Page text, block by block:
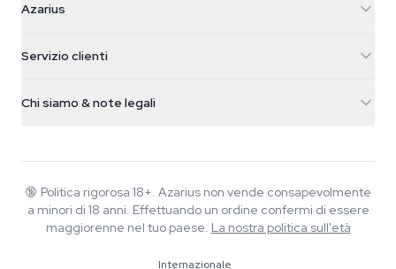
Galvaniweg 11
Nederland
+31(0)204897914
Azarius
Smokeshop
Servizio clienti
FAQ
Informativa sulla privacy
Chi siamo & note legali
Wiki
Blog
Musica
🔞 Politica rigorosa 18+. Azarius non vende consapevolmente
a minori di 18 anni. Effettuando un ordine confermi di essere
maggiorenne nel tuo paese. La nostra politica sull'età
Internazionale